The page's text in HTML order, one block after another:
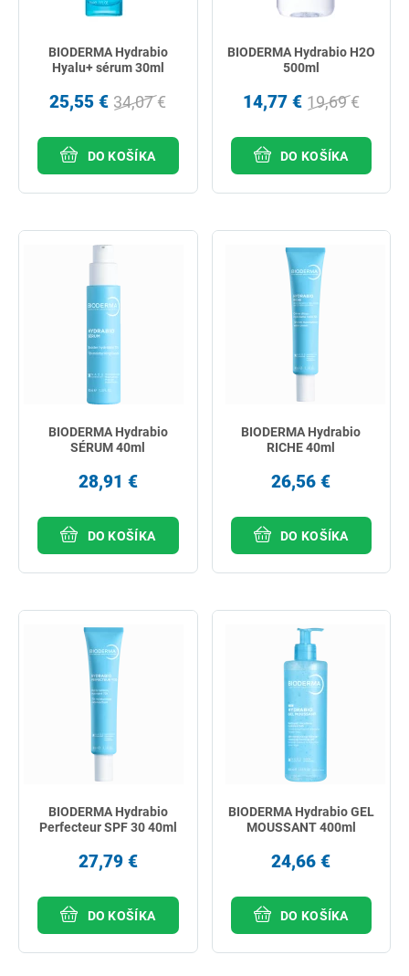
BIODERMA Hydrabio
Hyalu+ sérum 30ml
25,55 € 34,07 €
DO KOŠÍKA
BIODERMA Hydrabio H2O
500ml
14,77 € 19,69 €
DO KOŠÍKA
BIODERMA Hydrabio
SÉRUM 40ml
28,91 €
DO KOŠÍKA
BIODERMA Hydrabio
RICHE 40ml
26,56 €
DO KOŠÍKA
BIODERMA Hydrabio
Perfecteur SPF 30 40ml
27,79 €
DO KOŠÍKA
BIODERMA Hydrabio GEL
MOUSSANT 400ml
24,66 €
DO KOŠÍKA